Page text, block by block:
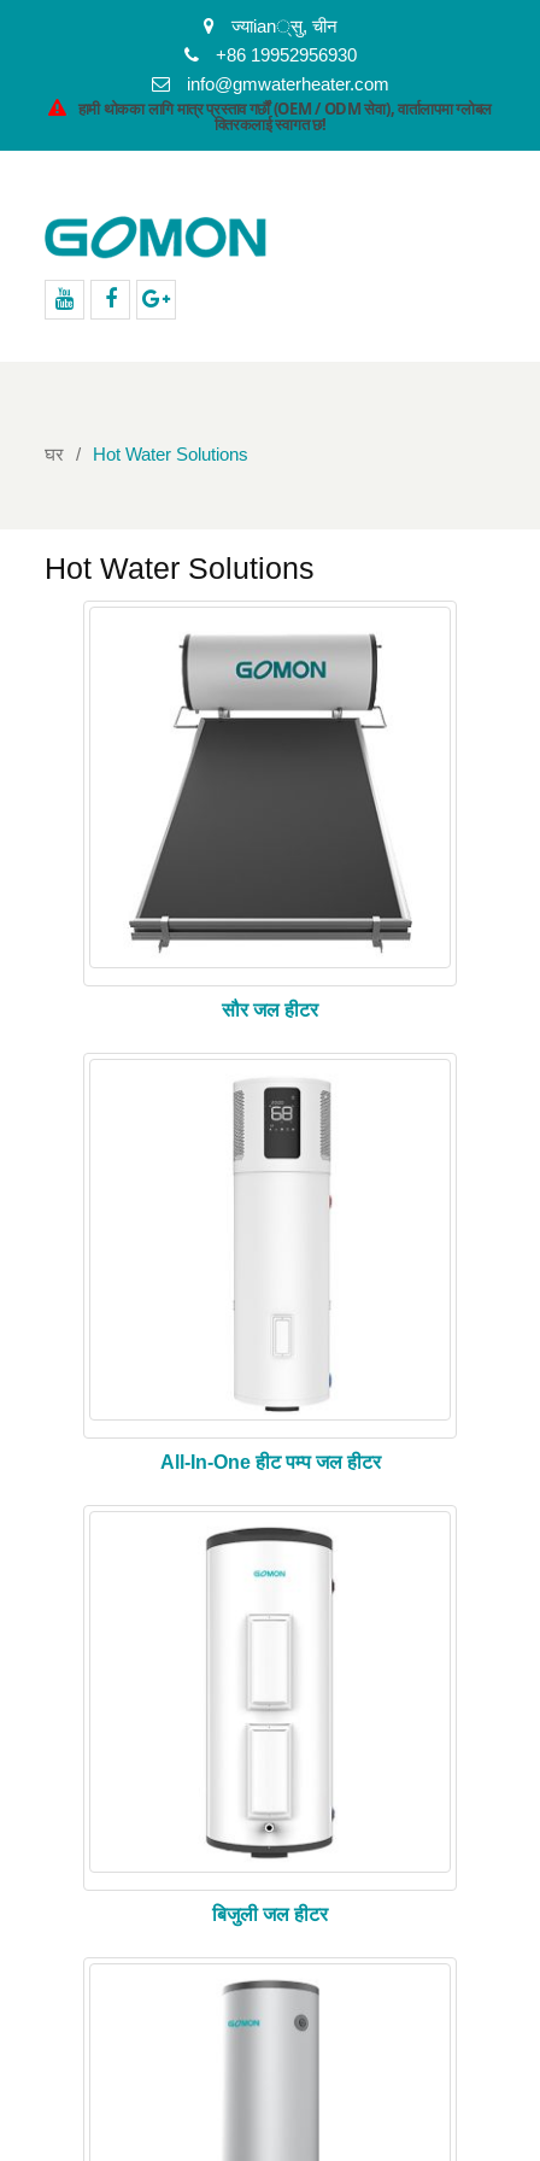
ज्याian्सु, चीन
+86 19952956930
info@gmwaterheater.com
हामी थोकका लागि मात्र प्रस्ताव गर्छौं (OEM / ODM सेवा), वार्तालापमा ग्लोबल
वितरकलाई स्वागत छ!
घर Hot Water Solutions
Hot Water Solutions
सौर जल हीटर
All-In-One हीट पम्प जल हीटर
बिजुली जल हीटर